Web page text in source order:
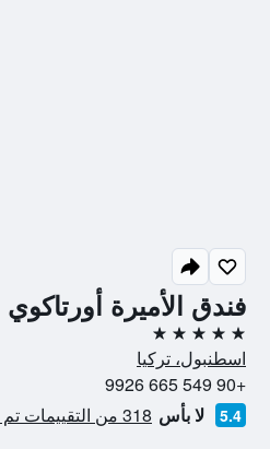
فندق الأميرة أورتاكوي
5 نجوم
اسطنبول، تركيا
+90 549 665 9926
5.4 لا بأس 318 من التقييمات تم التحقق منها